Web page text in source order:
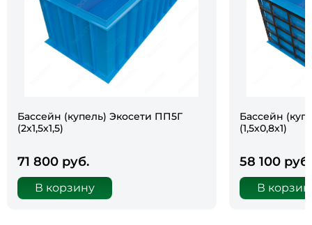
Бассейн (купель) Экосети ПП5Г
(2х1,5х1,5)
71 800 руб.
В корзину
Бассейн
(1,5х0,8х1)
58 100 руб.
В